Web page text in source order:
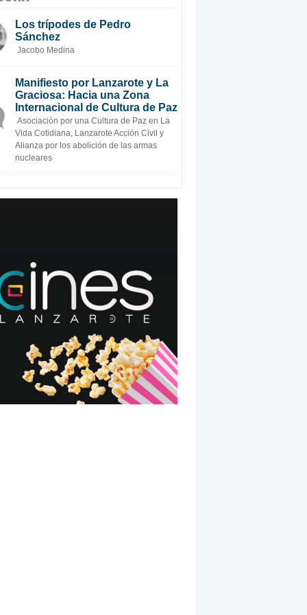
Los trípodes de Pedro
Sánchez
Jacobo Medina
Manifiesto por Lanzarote y La
Graciosa: Hacia una Zona
Internacional de Cultura de Paz
Asociación por una Cultura de Paz en La
Vida Cotidiana, Lanzarote Acción Civil y
Alianza por los abolición de las armas
nucleares